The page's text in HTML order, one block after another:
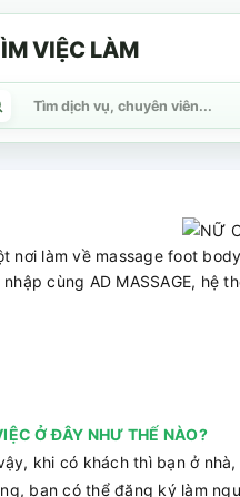
VIỆC LÀM
nơi làm về massage foot
cùng AD MASSAGE, hệ
Ở ĐÂY NHƯ THẾ NÀO?
khi có khách thì bạn ở
bạn có thể đăng ký làm